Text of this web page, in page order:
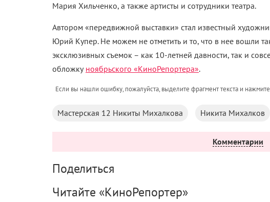
Мария Хильченко, а также артисты и сотрудники театра.
Автором «передвижной выставки» стал известный
Юрий Купер. Не можем не отметить и то, что в нее вошли
эксклюзивных съемок – как 10-летней давности, так и
обложку ноябрьского «КиноРепортера».
Если вы нашли ошибку, пожалуйста, выделите фрагмент текста и нажмите
Мастерская 12 Никиты Михалкова Никита Михалков
Комментарии
Поделиться
Читайте «КиноРепортер»